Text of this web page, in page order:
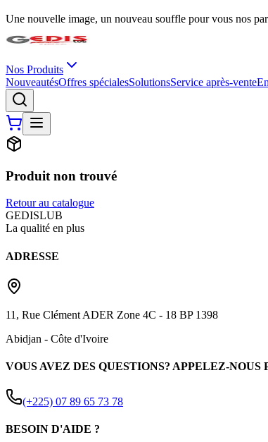
Une nouvelle image, un nouveau souffle pour vous nos
Nos Produits
NouveautésOffres spécialesSolutionsService après-vente
Produit non trouvé
Retour au catalogue
GEDISLUB
La qualité en plus
ADRESSE
11, Rue Clément ADER Zone 4C - 18 BP 1398
Abidjan - Côte d'Ivoire
VOUS AVEZ DES QUESTIONS? APPELEZ-
(+225) 07 89 65 73 78
BESOIN D'AIDE ?